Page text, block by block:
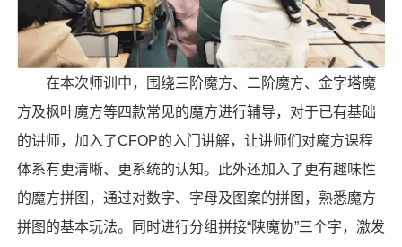
在本次师训中，围绕三阶魔方、 二阶魔方、 金字塔魔
方及枫叶魔方等四款常见的魔方进行辅导，对于已有基础
的讲师，加入了CFOP的入门讲解，让讲师们对魔方课程
体系有更清晰、更系统的认知。此外还加入了更有趣味性
的魔方拼图，通过对数字、字母及图案的拼图，熟悉魔方
拼图的基本玩法。同时进行分组拼接“陕魔协”三个字，激发